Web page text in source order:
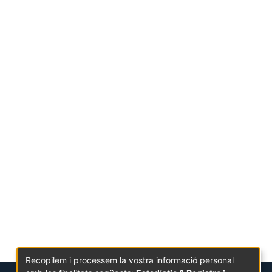
Recopilem i processem la vostra informació personal